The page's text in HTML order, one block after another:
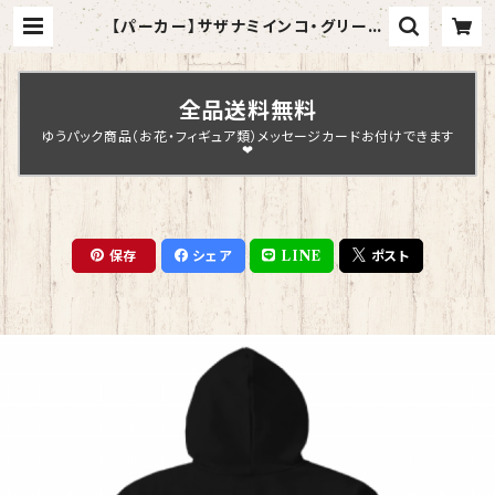
【パーカー】サザナミインコ・グリーン
（黒）【型番 P-126】 | Chopin Desi
gn
全品送料無料
ゆうパック商品（お花・フィギュア類）メッセージカードお付けできます
❤
保存 シェア LINE ポスト